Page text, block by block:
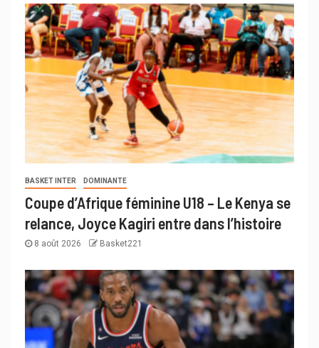
BASKET INTER DOMINANTE
Coupe d’Afrique féminine U18 – Le Kenya se
relance, Joyce Kagiri entre dans l’histoire
8 août 2026 Basket221